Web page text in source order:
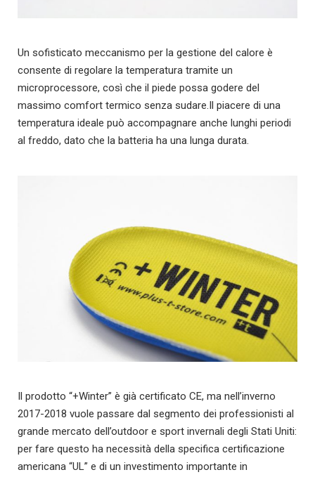
Un sofisticato meccanismo per la gestione del calore è
consente di regolare la temperatura tramite un
microprocessore, così che il piede possa godere del
massimo comfort termico senza sudare.Il piacere di una
temperatura ideale può accompagnare anche lunghi periodi
al freddo, dato che la batteria ha una lunga durata.
Il prodotto “+Winter” è già certificato CE, ma nell’inverno
2017-2018 vuole passare dal segmento dei professionisti al
grande mercato dell’outdoor e sport invernali degli Stati Uniti:
per fare questo ha necessità della specifica certificazione
americana “UL” e di un investimento importante in